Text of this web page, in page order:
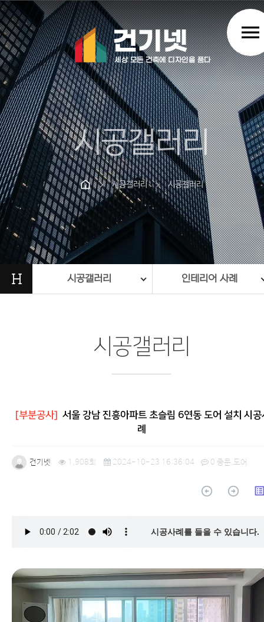
menu
시공갤러리
chevron_right 시공갤러리 chevron_right 시공갤러리
H 시공갤러리 인테리어 사례
시공갤러리
[부분공사]
서울 강남 진흥아파트 초슬림 6연동 도어 설치 시공
례
건기넷 1,908회 2024-10-23 16:36:04 0 중문.도어
arrow_circle_up arrow_circle_up
시공사례를 들을 수 있습니다.